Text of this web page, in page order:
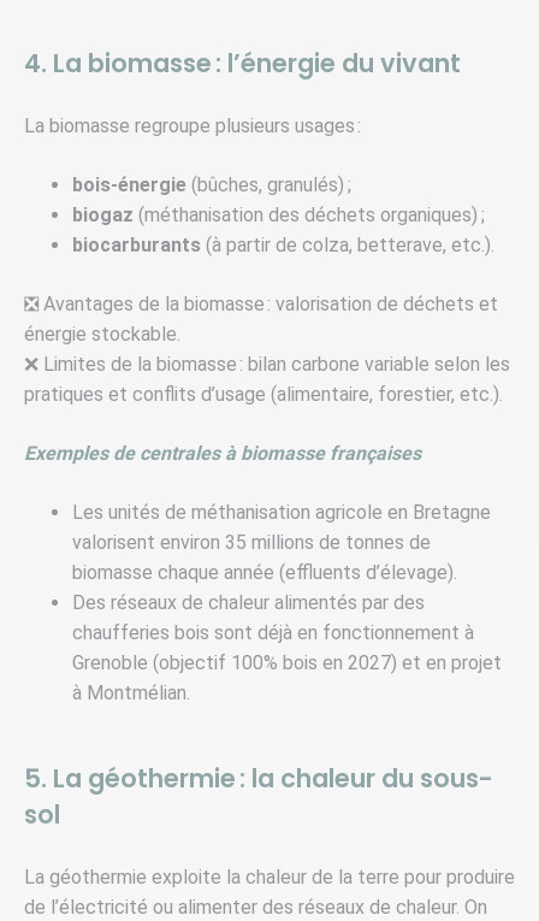
4. La biomasse : l’énergie du vivant
La biomasse regroupe plusieurs usages :
bois-énergie (bûches, granulés) ;
biogaz (méthanisation des déchets organiques) ;
biocarburants (à partir de colza, betterave, etc.).
❎ Avantages de la biomasse : valorisation de déchets et
énergie stockable.
❌ Limites de la biomasse : bilan carbone variable selon les
pratiques et conflits d’usage (alimentaire, forestier, etc.).
Exemples de centrales à biomasse françaises
Les unités de méthanisation agricole en Bretagne
valorisent environ 35 millions de tonnes de
biomasse chaque année (effluents d’élevage).
Des réseaux de chaleur alimentés par des
chaufferies bois sont déjà en fonctionnement à
Grenoble (objectif 100% bois en 2027) et en projet
à Montmélian.
5. La géothermie : la chaleur du sous-
sol
La géothermie exploite la chaleur de la terre pour produire
de l’électricité ou alimenter des réseaux de chaleur. On